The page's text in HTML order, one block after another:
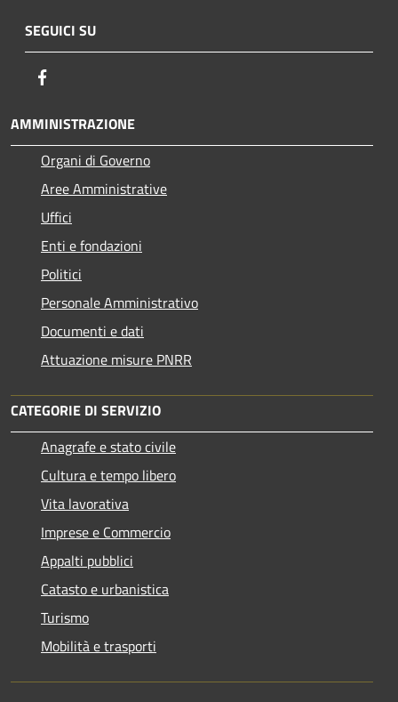
SEGUICI SU
AMMINISTRAZIONE
Organi di Governo
Aree Amministrative
Uffici
Enti e fondazioni
Politici
Personale Amministrativo
Documenti e dati
Attuazione misure PNRR
CATEGORIE DI SERVIZIO
Anagrafe e stato civile
Cultura e tempo libero
Vita lavorativa
Imprese e Commercio
Appalti pubblici
Catasto e urbanistica
Turismo
Mobilità e trasporti